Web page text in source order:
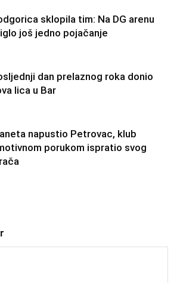
sklopila tim: Na DG arenu
još jedno pojačanje
dan prelaznog roka donio
lica u Bar
napustio Petrovac, klub
porukom ispratio svog